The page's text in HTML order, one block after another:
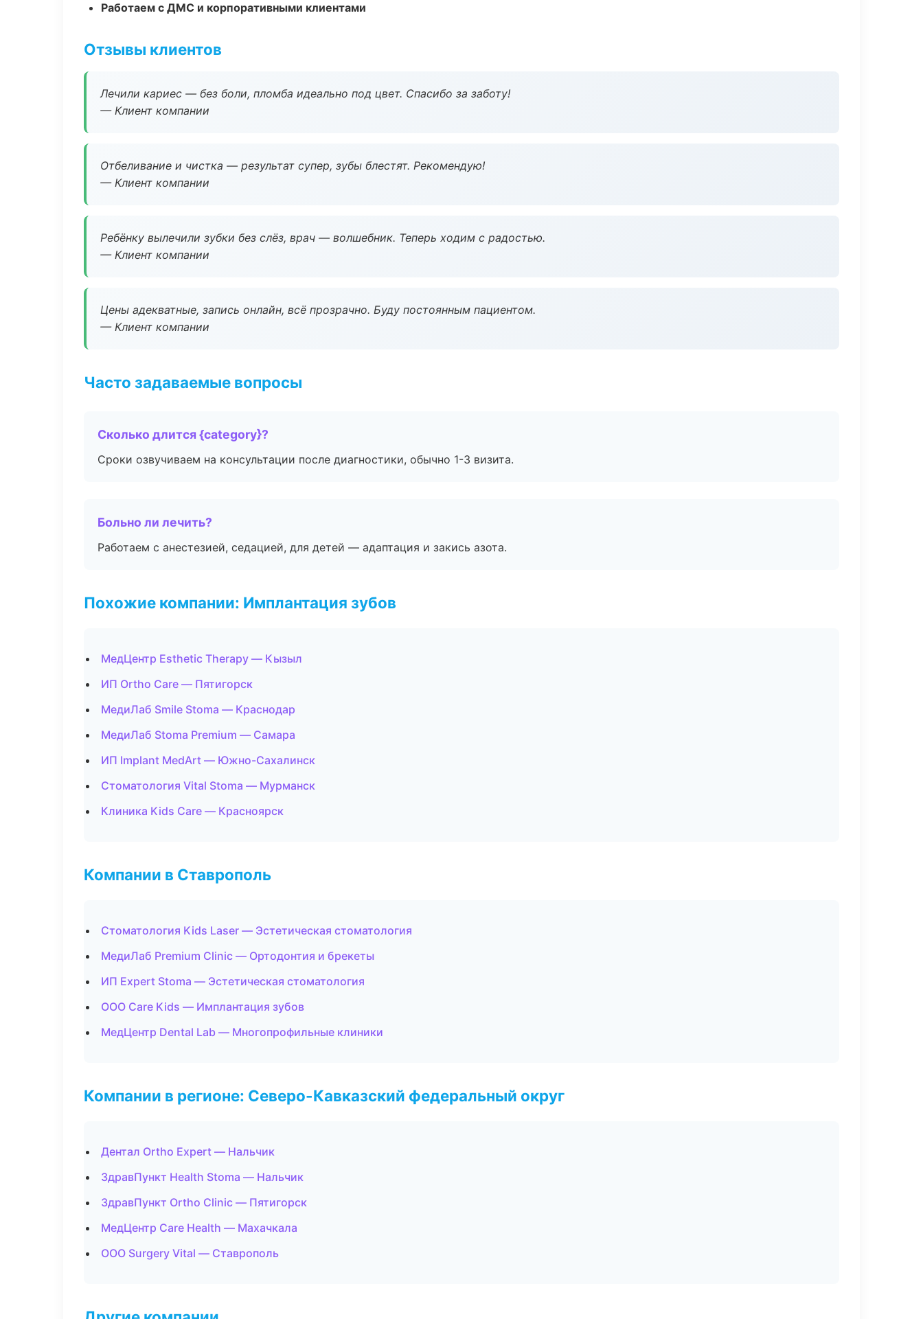
Работаем с ДМС и корпоративными клиентами
Отзывы клиентов
Лечили кариес — без боли, пломба идеально под цвет. Спасибо за заботу!
— Клиент компании
Отбеливание и чистка — результат супер, зубы блестят. Рекомендую!
— Клиент компании
Ребёнку вылечили зубки без слёз, врач — волшебник. Теперь ходим с радостью.
— Клиент компании
Цены адекватные, запись онлайн, всё прозрачно. Буду постоянным пациентом.
— Клиент компании
Часто задаваемые вопросы
Сколько длится {category}?
Сроки озвучиваем на консультации после диагностики, обычно 1-3 визита.
Больно ли лечить?
Работаем с анестезией, седацией, для детей — адаптация и закись азота.
Похожие компании: Имплантация зубов
МедЦентр Esthetic Therapy — Кызыл
ИП Ortho Care — Пятигорск
МедиЛаб Smile Stoma — Краснодар
МедиЛаб Stoma Premium — Самара
ИП Implant MedArt — Южно-Сахалинск
Стоматология Vital Stoma — Мурманск
Клиника Kids Care — Красноярск
Компании в Ставрополь
Стоматология Kids Laser — Эстетическая стоматология
МедиЛаб Premium Clinic — Ортодонтия и брекеты
ИП Expert Stoma — Эстетическая стоматология
ООО Care Kids — Имплантация зубов
МедЦентр Dental Lab — Многопрофильные клиники
Компании в регионе: Северо-Кавказский федеральный округ
Дентал Ortho Expert — Нальчик
ЗдравПункт Health Stoma — Нальчик
ЗдравПункт Ortho Clinic — Пятигорск
МедЦентр Care Health — Махачкала
ООО Surgery Vital — Ставрополь